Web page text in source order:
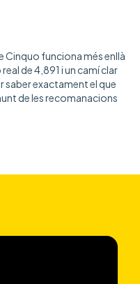
Cinquo funciona més enllà
de 4,891 i un camí clar
saber exactament el que
de les recomanacions